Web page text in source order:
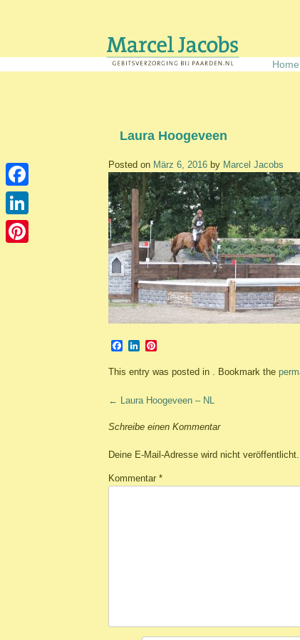
Skip
to
content
Home
Laura Hoogeveen
Posted on März 6, 2016 by Marcel Jacobs
Facebook
LinkedIn
This entry was posted in . Bookmark the
Post
← Laura Hoogeveen – NL
Schreibe einen Kommentar
Deine E-Mail-Adresse wird nicht veröffentlicht.
Kommentar *
Facebook
LinkedIn